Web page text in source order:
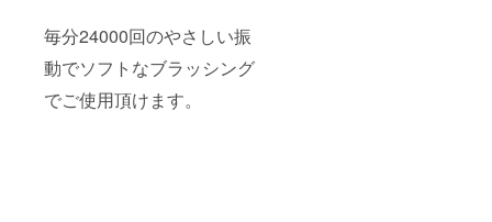
毎分24000回のやさしい振
動でソフトなブラッシング
でご使用頂けます。